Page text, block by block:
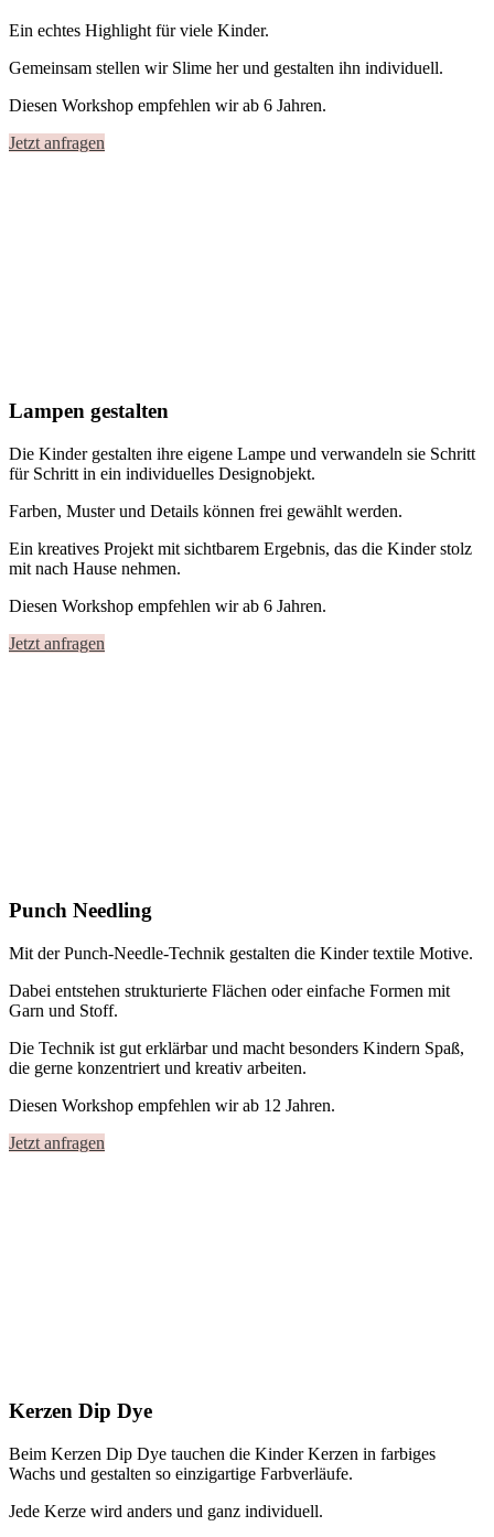
Ein echtes Highlight für viele Kinder.
Gemeinsam stellen wir Slime her und gestalten ihn individuell.
Diesen Workshop empfehlen wir ab 6 Jahren.
Jetzt anfragen
Lampen gestalten
Die Kinder gestalten ihre eigene Lampe und verwandeln sie Schritt
für Schritt in ein individuelles Designobjekt.
Farben, Muster und Details können frei gewählt werden.
Ein kreatives Projekt mit sichtbarem Ergebnis, das die Kinder stolz
mit nach Hause nehmen.
Diesen Workshop empfehlen wir ab 6 Jahren.
Jetzt anfragen
Punch Needling
Mit der Punch-Needle-Technik gestalten die Kinder textile Motive.
Dabei entstehen strukturierte Flächen oder einfache Formen mit
Garn und Stoff.
Die Technik ist gut erklärbar und macht besonders Kindern Spaß,
die gerne konzentriert und kreativ arbeiten.
Diesen Workshop empfehlen wir ab 12 Jahren.
Jetzt anfragen
Kerzen Dip Dye
Beim Kerzen Dip Dye tauchen die Kinder Kerzen in farbiges
Wachs und gestalten so einzigartige Farbverläufe.
Jede Kerze wird anders und ganz individuell.